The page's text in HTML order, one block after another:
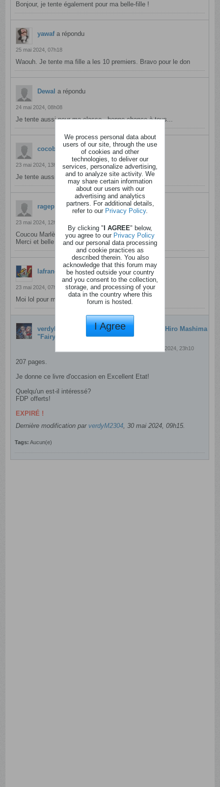
Bonjour, je tente également pour ma belle-fille !
yawafa répondu
25 mai 2024, 07h18
Waouh. Je tente ma fille a les 10 premiers. Bravo pour le don
Dewal a répondu
24 mai 2024, 08h08
Je tente aussi pour ma classe...bonne chance à tous...
cocobond2a répondu
23 mai 2024, 13h50
Je tente aussi, bonne journée à tous
ragepro a répondu
23 mai 2024, 12h20
Coucou Marlène. Partant, pour ma fille.
Merci et belle journée
lafrancaisea répondu
23 mai 2024, 07h52
Moi lol pour mon chéri
verdyM2304 a crée une discussion
MANGA Hiro Mashima
"FairyTail, Tome12" Pika Edition.
22 mai 2024, 23h10
207 pages.
Je donne ce livre d'occasion en Excellent Etat!
Quelqu'un est-il intéressé?
FDP offerts!​​​​​​
EXPIRÉ !
Dernière modification par verdyM2304,30 mai 2024, 09h15.
Tags: Aucun(e)
We process personal data about
users of our site, through the use
of cookies and other
technologies, to deliver our
services, personalize advertising,
and to analyze site activity. We
may share certain information
about our users with our
advertising and analytics
partners. For additional details,
refer to our Privacy Policy.
By clicking "I AGREE" below,
you agree to our Privacy Policy
and our personal data processing
and cookie practices as
described therein. You also
acknowledge that this forum may
be hosted outside your country
and you consent to the collection,
storage, and processing of your
data in the country where this
forum is hosted.
I Agree